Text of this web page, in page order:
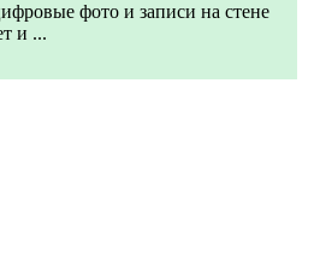
фото и записи на стене
и ...